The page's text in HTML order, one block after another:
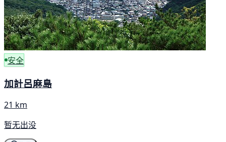
安全
加計呂麻島
21 km
暂无出没